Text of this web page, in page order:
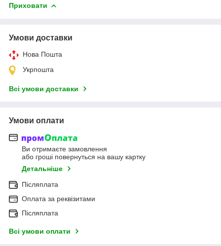
Приховати
Умови доставки
Нова Пошта
Укрпошта
Всі умови доставки
Умови оплати
Ви отримаєте замовлення
або гроші повернуться на вашу картку
Детальніше
Післяплата
Оплата за реквізитами
Післяплата
Всі умови оплати